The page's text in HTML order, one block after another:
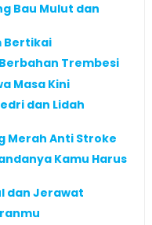
Bau Mulut dan
Bertikai
Berbahan Trembesi
Masa Kini
dan Lidah
Merah Anti Stroke
Kamu Harus
dan Jerawat